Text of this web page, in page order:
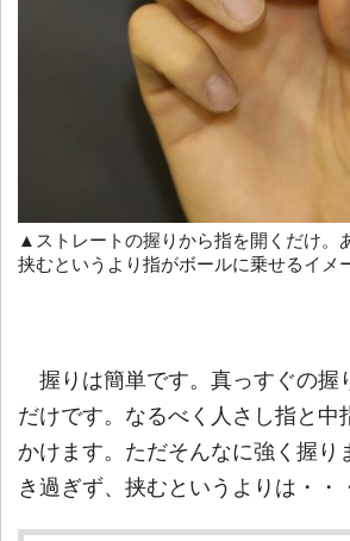
▲ストレートの握りから指を開くだけ。
挟むというより指がボールに乗せるイメ
握りは簡単です。真っすぐの握
だけです。なるべく人さし指と中
かけます。ただそんなに強く握り
き過ぎず、挟むというよりは・・